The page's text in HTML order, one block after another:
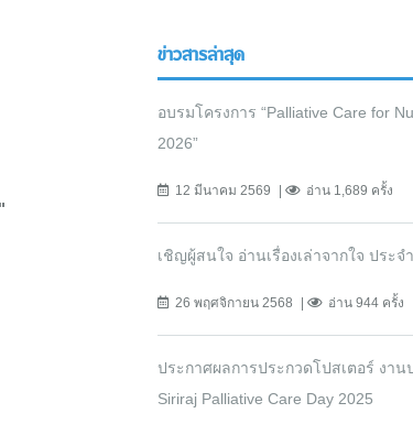
ข่าวสารล่าสุด
อบรมโครงการ “Palliative Care for
2026”
12 มีนาคม 2569 อ่าน 1,689 ครั้ง
เชิญผู้สนใจ อ่านเรื่องเล่าจากใจ ประจ
26 พฤศจิกายน 2568 อ่าน 944 ครั้ง
ประกาศผลการประกวดโปสเตอร์ งา
Siriraj Palliative Care Day 2025